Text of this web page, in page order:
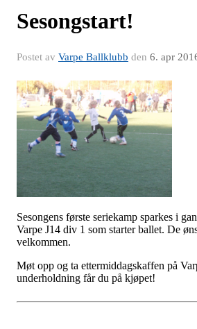
Sesongstart!
Postet av Varpe Ballklubb den 6. apr
Sesongens første seriekamp sparkes i
Varpe J14 div 1 som starter ballet. De
velkommen.
Møt opp og ta ettermiddagskaffen på
underholdning får du på kjøpet!